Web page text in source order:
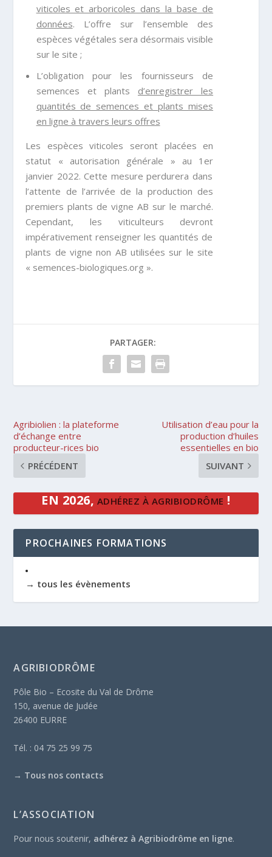
viticoles et arboricoles dans la base de
données. L’offre sur l’ensemble des
espèces végétales sera désormais visible
sur le site ;
L’obligation pour les fournisseurs de
semences et plants d’enregistrer les
quantités de semences et plants mises
en ligne à travers leurs offres
Les espèces viticoles seront placées en
statut « autorisation générale » au 1 er
janvier 2022. Cette mesure perdurera dans
l’attente de l’arrivée de la production des
premiers plants de vigne AB sur le marché.
Cependant, les viticulteurs devront
impérativement renseigner les quantités de
plants de vigne non AButilisées sur le site
« semences-biologiques.org ».
PARTAGER:
Agribiolien : la plateforme
d’échange entre
producteur-rices bio
PRÉCÉDENT
Utilisation d’eau pour la
production d’huiles
essentielles en bio
SUIVANT
EN 2026, ADHÉREZ À AGRIBIODRÔME !
PROCHAINES FORMATIONS
→ tous les évènements
AGRIBIODRÔME
Pôle Bio – Ecosite du Val de Drôme
150, avenue de Judée
26400 EURRE
Tél. : 04 75 25 99 75
→ Tous nos contacts
L’ASSOCIATION
Pour nous soutenir, adhérez à Agribiodrôme en ligne.